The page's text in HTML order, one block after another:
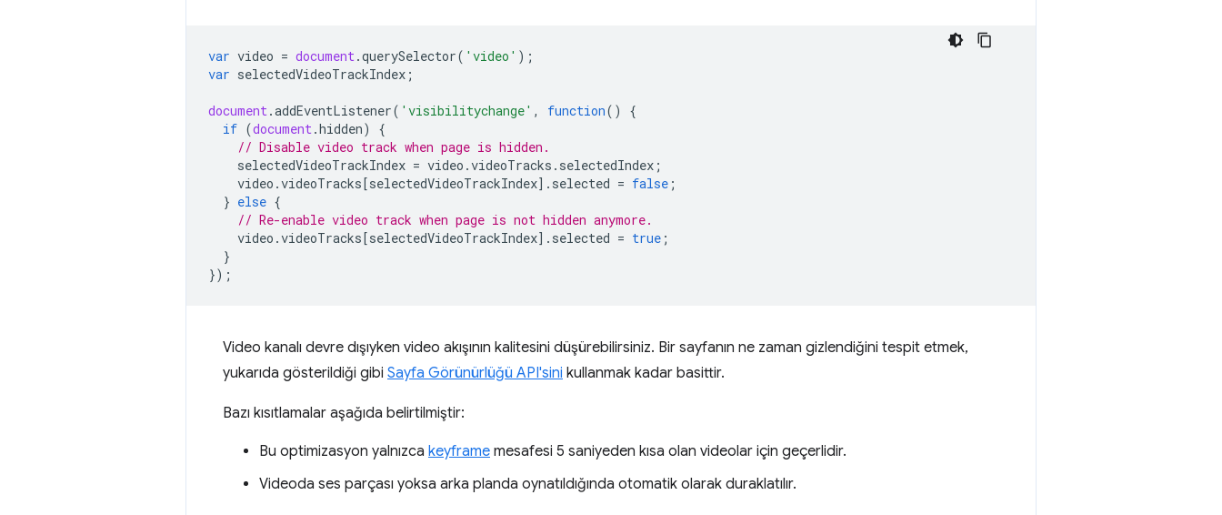
var video = document.querySelector( 'video' );
var selectedVideoTrackIndex ;
document.addEventListener( 'visibilitychange' , function()
{
if (document.hidden)
{
// Disable video track when page is hidden.
selectedVideoTrackIndex = video .videoTracks . selectedIndex ;
video .videoTracks [selectedVideoTrackIndex]. selected = false ;
} else {
// Re-enable video track when page is not hidden anymore.
video .videoTracks [selectedVideoTrackIndex]. selected = true ;
}
});
Video kanalı devre dışıyken video akışının kalitesini düşürebilirsiniz. Bir sayfanın ne zaman gizlendiğini tespit etmek,
yukarıda gösterildiği gibi Sayfa Görünürlüğü API'sini kullanmak kadar basittir.
Bazı kısıtlamalar aşağıda belirtilmiştir:
Bu optimizasyon yalnızca keyframe mesafesi 5 saniyeden kısa olan videolar için geçerlidir.
Videoda ses parçası yoksa arka planda oynatıldığında otomatik olarak duraklatılır.